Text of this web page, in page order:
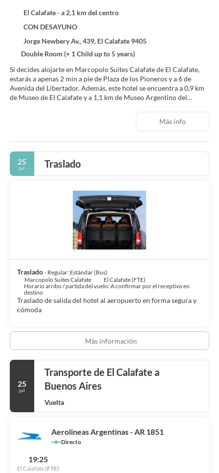
El Calafate - a 2,1 km del centro
CON DESAYUNO
Jorge Newbery Av., 439, El Calafate 9405
Double Room (+ 1 Child up to 5 years)
Si decides alojarte en Marcopolo Suites Calafate de El Calafate,
estarás a apenas 2 min a pie de Plaza de los Pioneros y a 6 de
Avenida del Libertador. Además, este hotel se encuentra a 0,9 km
de Museo de El Calafate y a 1,1 km de Museo Argentino del
Con jardín donde descansar y comodidades como conexión a
nada! El servicio de transporte (de pago) te llevará a varios puntos
imprescindibles de la zona.
Disfruta de una agradable estancia en una de las 28 habitaciones
mantendrá en contacto con los tuyos. Además, podrás disfrutar
de canales por cable. El baño privado con bañera o ducha está
provisto de artículos de higiene personal gratuitos y bidés. Entre
las comodidades, se incluyen caja fuerte, escritorio y teléfono.
Si tienes hambre, este hotel tiene varias opciones, como su
restaurante con un bar o lounge. Para algo más ligero, también
Tendrás un centro de negocios, tintorería y un servicio de
recepción las 24 horas a tu disposición. Pagando un pequeño
suplemento podrás aprovechar prestaciones como servicio de
transporte al aeropuerto (ida y vuelta) disponible 24 horas y
Más info
25
jul Traslado
Traslado - Regular: Estándar (Bus)
Marcopolo Suites Calafate
El Calafate (FTE)
Horario arribo / partida del vuelo: A confirmar por el receptivo en
destino
Traslado de salida del hotel al aeropuerto en forma segura y
cómoda
Más información
25
jul
Transporte de El Calafate a
Buenos Aires
Vuelta
Aerolineas Argentinas - AR 1851
Directo
19:25
El Calafate(FTE)